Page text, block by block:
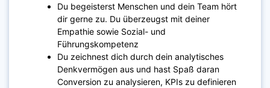
Du begeisterst Menschen und dein Team hört
dir gerne zu. Du überzeugst mit deiner
Empathie sowie Sozial- und
Führungskompetenz
Du zeichnest dich durch dein analytisches
Denkvermögen aus und hast Spaß daran
Conversion zu analysieren, KPIs zu definieren